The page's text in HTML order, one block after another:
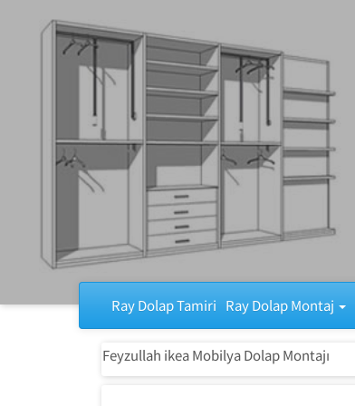
Ray Dolap Tamiri Ray Dolap Montaj
Feyzullah ikea Mobilya Dolap Montajı